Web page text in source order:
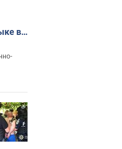
в